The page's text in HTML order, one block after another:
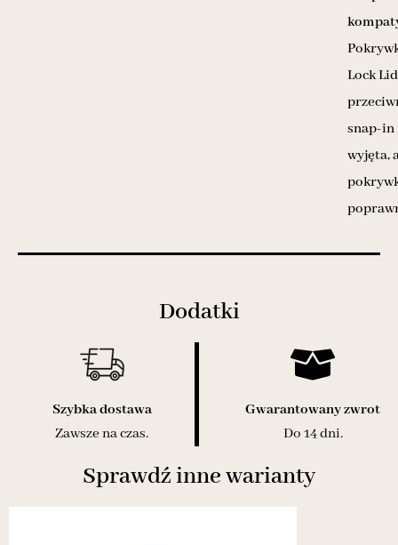
Lock
snap-in
wyjęta,
Dodatki
Szybka dostawa
Zawsze na czas.
Gwarantowany zwrot
Do 14 dni.
Sprawdź inne warianty